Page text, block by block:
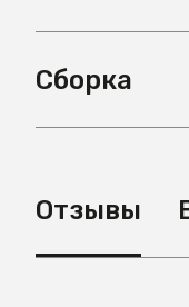
Сборка
Отзывы